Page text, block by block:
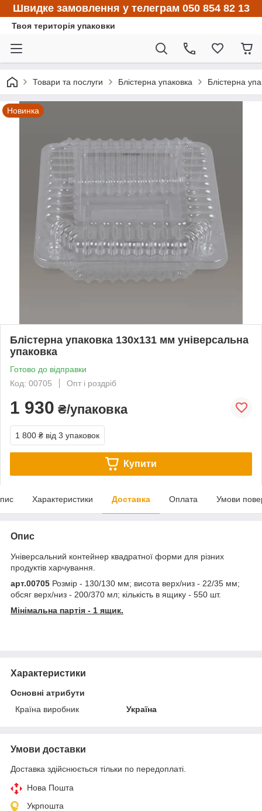
Швидке замовлення у телеграм 050 854 82 13
Твоя територія упаковки
Товари та послуги Блістерна упаковка Блістерна
Новинка
Блістерна упаковка 130х131 мм універсальна
упаковка
Готово до відправки
Код: 00705
Опт і роздріб
1 930 ₴/упаковка
1 800 ₴ від 3 упаковок
Купити
Характеристики Доставка Оплата Умови
Опис
Універсальний контейнер квадратної форми для різних
продуктів харчування.
арт.00705 Розмір - 130/130 мм; висота верх/низ - 22/35 мм;
обсяг верх/низ - 200/370 мл; кількість в ящику - 550 шт.
Мінімальна партія - 1 ящик.
Характеристики
Основні атрибути
Країна виробник
Україна
Умови доставки
Доставка здійснюється тільки по передоплаті.
Нова Пошта
Укрпошта